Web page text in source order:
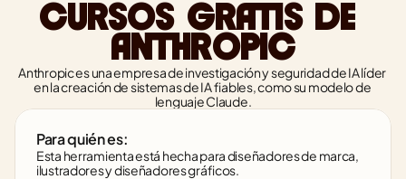
CURSOS GRATIS DE
ANTHROPIC
Anthropic es una empresa de investigación y seguridad de IA líder
en la creación de sistemas de IA fiables, como su modelo de
lenguaje Claude.
Para quién es:
Esta herramienta está hecha para diseñadores de marca,
ilustradores y diseñadores gráficos.